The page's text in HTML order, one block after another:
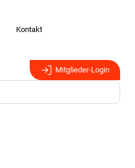
Kontakt
Mitglieder-Login